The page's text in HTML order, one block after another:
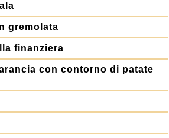
gremolata
finanziera
con contorno di patate